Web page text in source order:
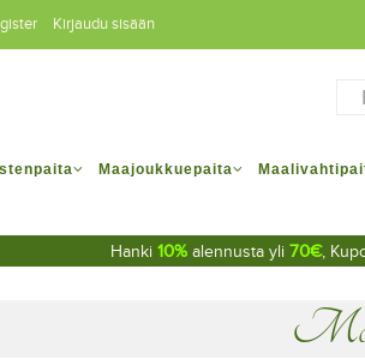
Kirjaudu sisään
Maajoukkuepaita
Hanki 10% alennusta yli 70€,